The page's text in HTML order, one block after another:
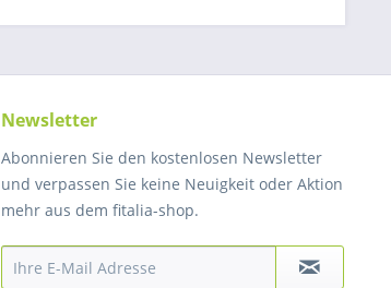
Newsletter
Abonnieren Sie den kostenlosen Newsletter
und verpassen Sie keine Neuigkeit oder Aktion
mehr aus dem fitalia-shop.